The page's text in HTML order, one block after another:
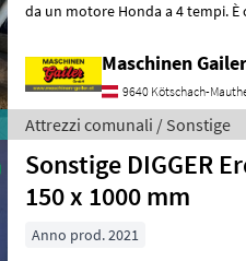
da un motore Honda a 4 tempi.
Maschinen
9640 Kötschach-
Attrezzi comunali / Sonstige
Sonstige DIGGER
150 x 1000 mm
Anno prod. 2021